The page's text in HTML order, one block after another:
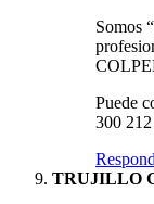
Somos
Puede
300
TRUJILLO